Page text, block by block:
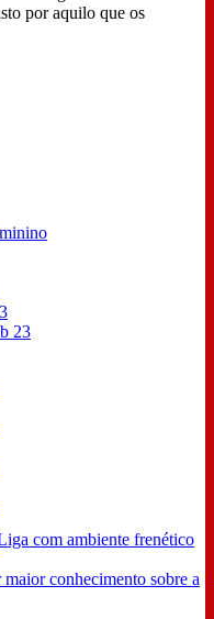
23
por aquilo que os
com ambiente frenético
conhecimento sobre a